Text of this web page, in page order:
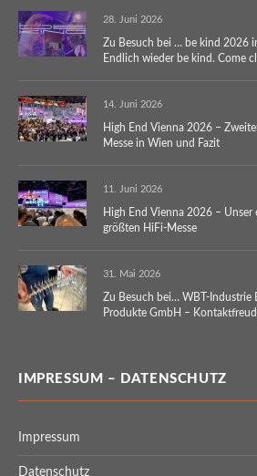
28. Juni 2026
Zu Besuch bei … be kind 2026
Endlich wieder be kind. Come
14. Juni 2026
High End Vienna 2026 –
Messe in Wien und Fazit
11. Juni 2026
High End Vienna 2026 – Unser
größten HiFi-Messe
31. Mai 2026
Zu Besuch bei… WBT-Industrie
Produkte GmbH –
IMPRESSUM – DATENSCHUTZ
Impressum
Datenschutz